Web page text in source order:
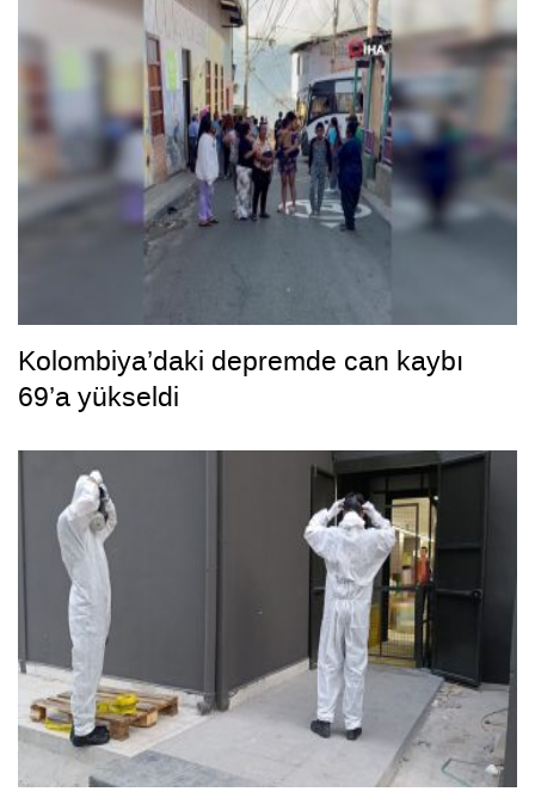
Kolombiya’daki depremde can kaybı
69’a yükseldi